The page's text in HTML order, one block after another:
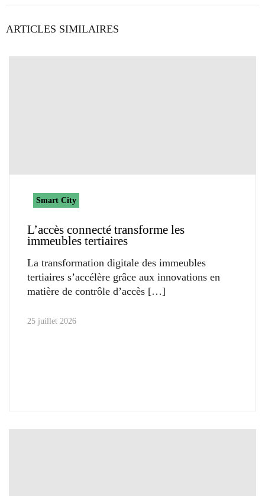
ARTICLES SIMILAIRES
Smart City
L’accès connecté transforme les
immeubles tertiaires
La transformation digitale des immeubles
tertiaires s’accélère grâce aux innovations en
matière de contrôle d’accès
25 juillet 2026